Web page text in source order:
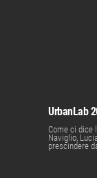
UrbanLab
Come ci dice
Naviglio,
prescindere